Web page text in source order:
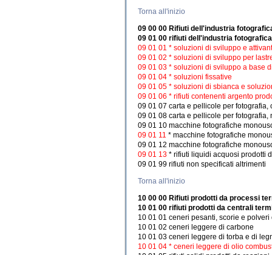
Torna all'inizio
09 00 00 Rifiuti dell'industria
09 01 00 rifiuti dell'industria fotografica
09 01 01 * soluzioni di sviluppo e
09 01 02 * soluzioni di sviluppo per
09 01 03 * soluzioni di sviluppo a base
09 01 04 * soluzioni fissative
09 01 05 * soluzioni di sbianca e
09 01 06 * rifiuti contenenti argento
09 01 07 carta e pellicole per
09 01 08 carta e pellicole per
09 01 10 macchine fotografiche
09 01 11 * macchine fotografiche
09 01 12 macchine fotografiche
09 01 13 * rifiuti liquidi acquosi prodotti
09 01 99 rifiuti non specificati altrimenti
Torna all'inizio
10 00 00 Rifiuti prodotti da processi
10 01 00 rifiuti prodotti da centrali
10 01 01 ceneri pesanti, scorie e
10 01 02 ceneri leggere di carbone
10 01 03 ceneri leggere di torba e di
10 01 04 * ceneri leggere di olio